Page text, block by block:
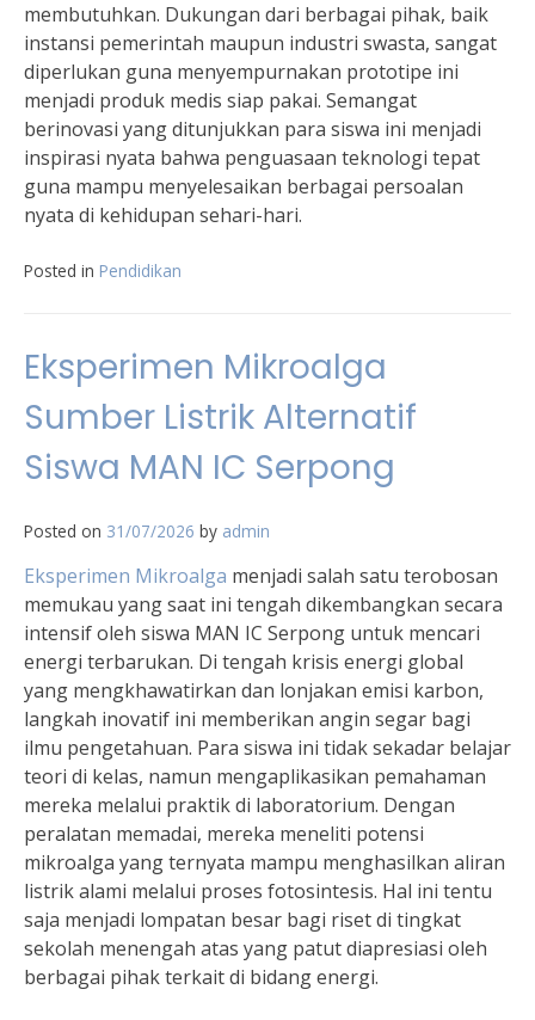
membutuhkan. Dukungan dari berbagai pihak, baik
instansi pemerintah maupun industri swasta, sangat
diperlukan guna menyempurnakan prototipe ini
menjadi produk medis siap pakai. Semangat
berinovasi yang ditunjukkan para siswa ini menjadi
inspirasi nyata bahwa penguasaan teknologi tepat
guna mampu menyelesaikan berbagai persoalan
nyata di kehidupan sehari-hari.
Posted in Pendidikan
Eksperimen Mikroalga
Sumber Listrik Alternatif
Siswa MAN IC Serpong
Posted on 31/07/2026 by admin
Eksperimen Mikroalga menjadi salah satu terobosan
memukau yang saat ini tengah dikembangkan secara
intensif oleh siswa MAN IC Serpong untuk mencari
energi terbarukan. Di tengah krisis energi global
yang mengkhawatirkan dan lonjakan emisi karbon,
langkah inovatif ini memberikan angin segar bagi
ilmu pengetahuan. Para siswa ini tidak sekadar belajar
teori di kelas, namun mengaplikasikan pemahaman
mereka melalui praktik di laboratorium. Dengan
peralatan memadai, mereka meneliti potensi
mikroalga yang ternyata mampu menghasilkan aliran
listrik alami melalui proses fotosintesis. Hal ini tentu
saja menjadi lompatan besar bagi riset di tingkat
sekolah menengah atas yang patut diapresiasi oleh
berbagai pihak terkait di bidang energi.